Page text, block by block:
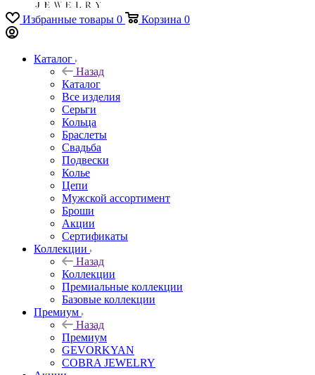
Избранные товары 0 Корзина 0
Каталог
Назад
Каталог
Все изделия
Серьги
Кольца
Браслеты
Свадьба
Подвески
Колье
Цепи
Мужской ассортимент
Броши
Акции
Сертификаты
Коллекции
Назад
Коллекции
Премиальные коллекции
Базовые коллекции
Премиум
Назад
Премиум
GEVORKYAN
COBRA JEWELRY